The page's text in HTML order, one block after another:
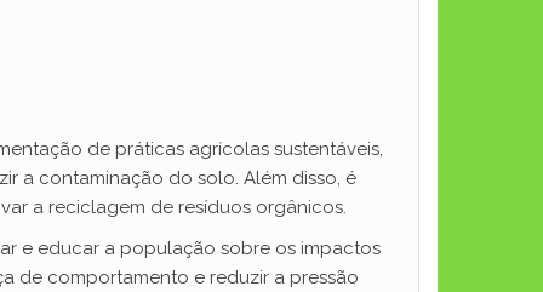
de práticas agrícolas sustentáveis,
a contaminação do solo. Além disso, é
a reciclagem de resíduos orgânicos.
e educar a população sobre os impactos
de comportamento e reduzir a pressão